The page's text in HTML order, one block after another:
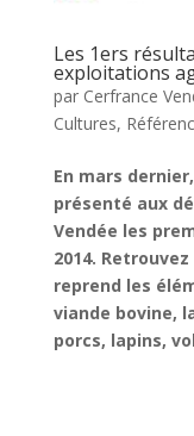
Les 1ers
exploitations
par Cerfrance
Cultures,
En mars
présenté aux
Vendée les
2014.
reprend les
viande bovine,
porcs, lapins,